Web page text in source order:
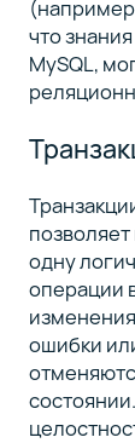
что
MySQL,
одну
операции
ошибки